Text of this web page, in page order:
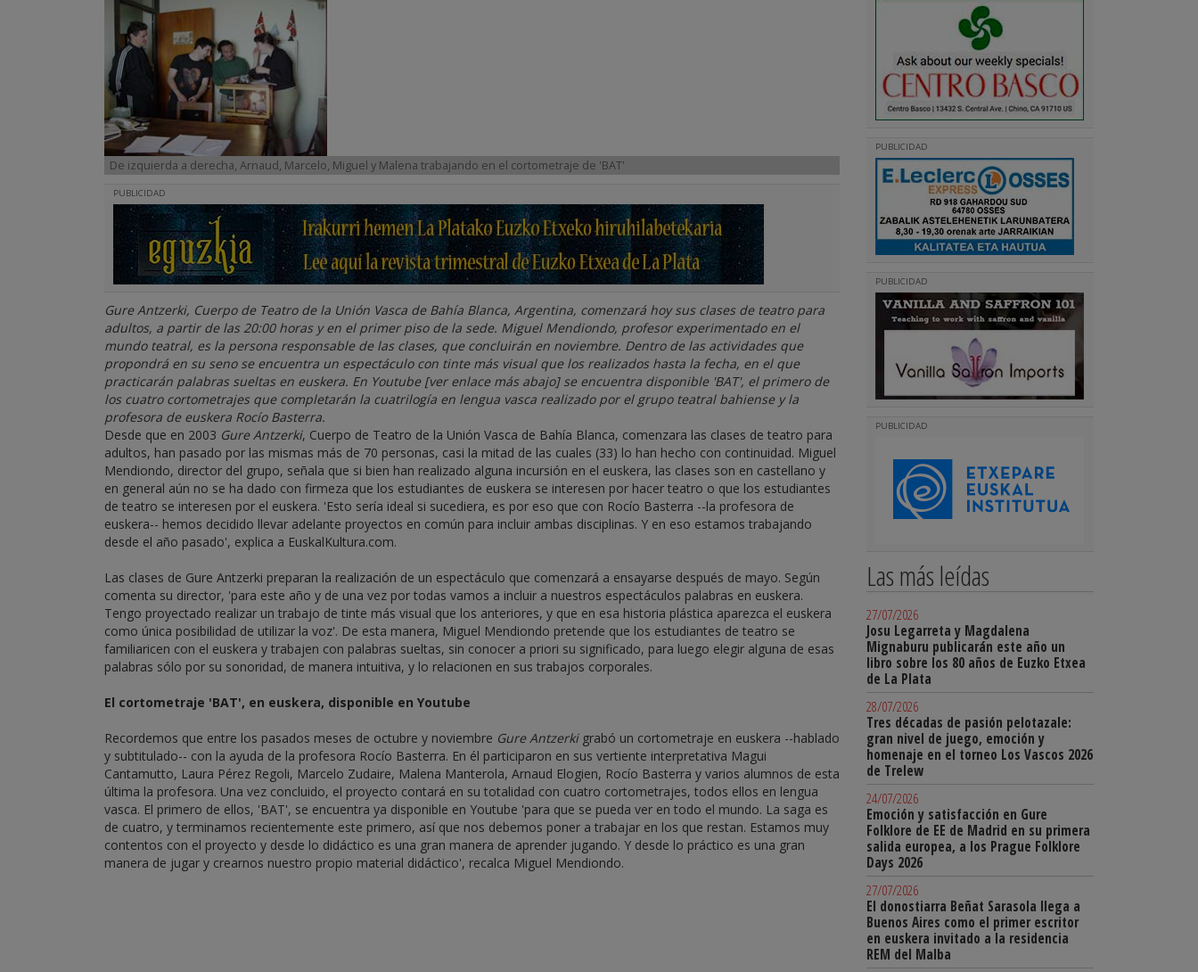
De izquierda a derecha, Arnaud, Marcelo, Miguel y Malena trabajando en el cortometraje de 'BAT'
PUBLICIDAD
Gure Antzerki, Cuerpo de Teatro de la Unión Vasca de Bahía Blanca, Argentina, comenzará hoy sus clases de teatro para
adultos, a partir de las 20:00 horas y en el primer piso de la sede. Miguel Mendiondo, profesor experimentado en el
mundo teatral, es la persona responsable de las clases, que concluirán en noviembre. Dentro de las actividades que
propondrá en su seno se encuentra un espectáculo con tinte más visual que los realizados hasta la fecha, en el que
practicarán palabras sueltas en euskera. En Youtube [ver enlace más abajo] se encuentra disponible 'BAT', el primero de
los cuatro cortometrajes que completarán la cuatrilogía en lengua vasca realizado por el grupo teatral bahiense y la
profesora de euskera Rocío Basterra.
Desde que en 2003 Gure Antzerki, Cuerpo de Teatro de la Unión Vasca de Bahía Blanca, comenzara las clases de teatro para
adultos, han pasado por las mismas más de 70 personas, casi la mitad de las cuales (33) lo han hecho con continuidad. Miguel
Mendiondo, director del grupo, señala que si bien han realizado alguna incursión en el euskera, las clases son en castellano y
en general aún no se ha dado con firmeza que los estudiantes de euskera se interesen por hacer teatro o que los estudiantes
de teatro se interesen por el euskera. 'Esto sería ideal si sucediera, es por eso que con Rocío Basterra --la profesora de
euskera-- hemos decidido llevar adelante proyectos en común para incluir ambas disciplinas. Y en eso estamos trabajando
desde el año pasado', explica a EuskalKultura.com.
Las clases de Gure Antzerki preparan la realización de un espectáculo que comenzará a ensayarse después de mayo. Según
comenta su director, 'para este año y de una vez por todas vamos a incluir a nuestros espectáculos palabras en euskera.
Tengo proyectado realizar un trabajo de tinte más visual que los anteriores, y que en esa historia plástica aparezca el euskera
como única posibilidad de utilizar la voz'. De esta manera, Miguel Mendiondo pretende que los estudiantes de teatro se
familiaricen con el euskera y trabajen con palabras sueltas, sin conocer a priori su significado, para luego elegir alguna de esas
palabras sólo por su sonoridad, de manera intuitiva, y lo relacionen en sus trabajos corporales.
El cortometraje 'BAT', en euskera, disponible en Youtube
Recordemos que entre los pasados meses de octubre y noviembre Gure Antzerkigrabó un cortometraje en euskera --hablado
y subtitulado-- con la ayuda de la profesora Rocío Basterra. En él participaron en sus vertiente interpretativa Magui
Cantamutto, Laura Pérez Regoli, Marcelo Zudaire, Malena Manterola, Arnaud Elogien, Rocío Basterra y varios alumnos de esta
última la profesora. Una vez concluido, el proyecto contará en su totalidad con cuatro cortometrajes, todos ellos en lengua
vasca. El primero de ellos, 'BAT', se encuentra ya disponible en Youtube 'para que se pueda ver en todo el mundo. La saga es
de cuatro, y terminamos recientemente este primero, así que nos debemos poner a trabajar en los que restan. Estamos muy
contentos con el proyecto y desde lo didáctico es una gran manera de aprender jugando. Y desde lo práctico es una gran
manera de jugar y crearnos nuestro propio material didáctico', recalca Miguel Mendiondo.
PUBLICIDAD
PUBLICIDAD
PUBLICIDAD
Las más leídas
27/07/2026
Josu Legarreta y Magdalena
Mignaburu publicarán este año un
libro sobre los 80 años de Euzko Etxea
de La Plata
28/07/2026
Tres décadas de pasión pelotazale:
gran nivel de juego, emoción y
homenaje en el torneo Los Vascos 2026
de Trelew
24/07/2026
Emoción y satisfacción en Gure
Folklore de EE de Madrid en su primera
salida europea, a los Prague Folklore
Days 2026
27/07/2026
El donostiarra Beñat Sarasola llega a
Buenos Aires como el primer escritor
en euskera invitado a la residencia
REM del Malba